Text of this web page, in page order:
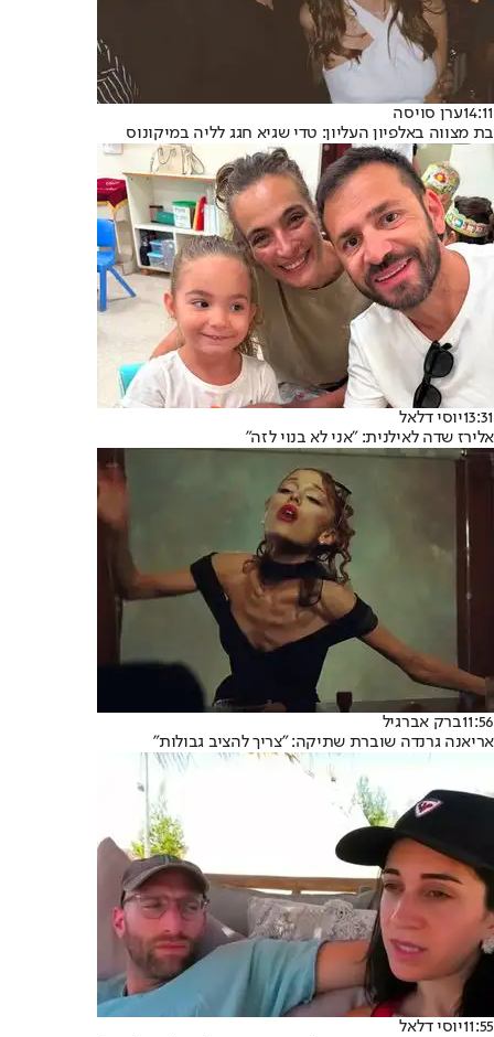
14:11ערן סויסה
בת מצווה באלפיון העליון: טדי שגיא חגג לליה במיקונוס
13:31יוסי דלאל
אלירז שדה לאילנית: "אני לא בנוי לזה"
11:56ברק אברגיל
אריאנה גרנדה שוברת שתיקה: "צריך להציב גבולות"
11:55יוסי דלאל